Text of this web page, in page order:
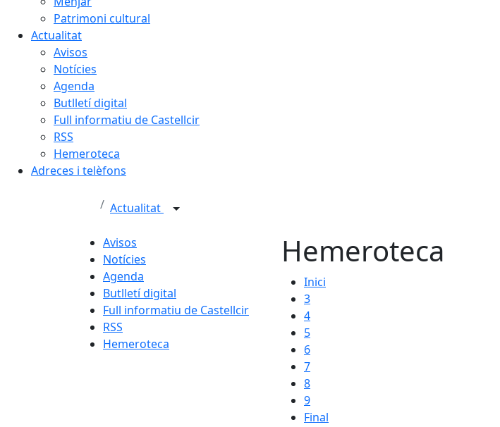
Patrimoni cultural
Actualitat
Avisos
Notícies
Agenda
Butlletí digital
Full informatiu de Castellcir
RSS
Hemeroteca
Adreces i telèfons
Actualitat
Avisos
Notícies
Agenda
Butlletí digital
Full informatiu de Castellcir
RSS
Hemeroteca
Hemeroteca
Inici
3
4
5
6
7
8
9
Final